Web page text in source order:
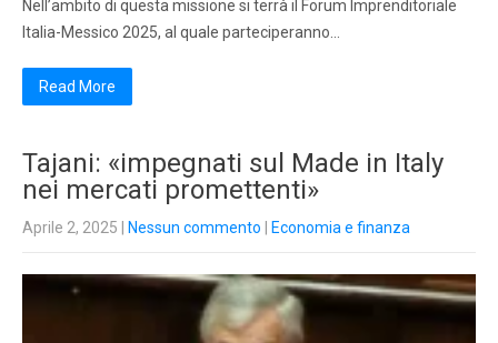
Nell’ambito di questa missione si terrà il Forum Imprenditoriale
Italia-Messico 2025, al quale parteciperanno…
Read More
Tajani: «impegnati sul Made in Italy
nei mercati promettenti»
Aprile 2, 2025 Nessun commento Economia e finanza